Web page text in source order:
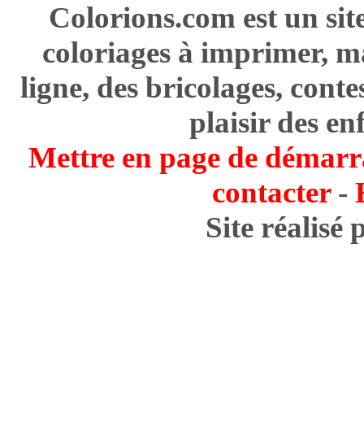
Colorions.com est un
coloriages à imprimer,
ligne, des bricolages,
plaisir des
Mettre en page de
contacter-
Site réalisé